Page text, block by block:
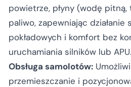
powietrze, płyny (wodę pitną,
paliwo, zapewniając działanie
pokładowych i komfort bez
uruchamiania silników lub APU.
Obsługa samolotów:
przemieszczanie i